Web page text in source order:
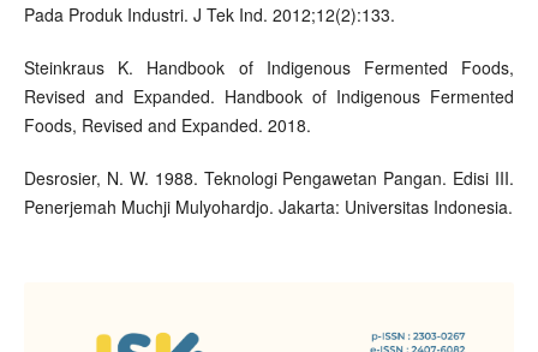
Pada Produk Industri. J Tek Ind. 2012;12(2):133.
Steinkraus K. Handbook of Indigenous Fermented Foods,
Revised and Expanded. Handbook of Indigenous Fermented
Foods, Revised and Expanded. 2018.
Desrosier, N. W. 1988. Teknologi Pengawetan Pangan. Edisi III.
Penerjemah Muchji Mulyohardjo. Jakarta: Universitas Indonesia.